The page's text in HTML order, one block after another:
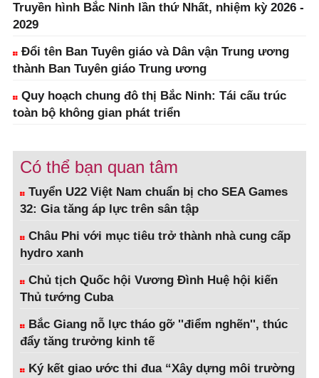
Truyền hình Bắc Ninh lần thứ Nhất, nhiệm kỳ 2026 -
2029
Đổi tên Ban Tuyên giáo và Dân vận Trung ương
thành Ban Tuyên giáo Trung ương
Quy hoạch chung đô thị Bắc Ninh: Tái cấu trúc
toàn bộ không gian phát triển
Có thể bạn quan tâm
Tuyển U22 Việt Nam chuẩn bị cho SEA Games
32: Gia tăng áp lực trên sân tập
Châu Phi với mục tiêu trở thành nhà cung cấp
hydro xanh
Chủ tịch Quốc hội Vương Đình Huệ hội kiến
Thủ tướng Cuba
Bắc Giang nỗ lực tháo gỡ ''điểm nghẽn'', thúc
đẩy tăng trưởng kinh tế
Ký kết giao ước thi đua “Xây dựng môi trường